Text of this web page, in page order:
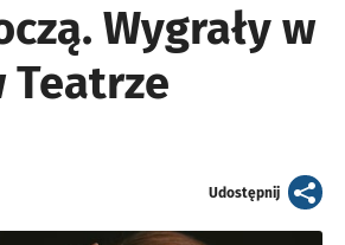
Wygrały w
Teatrze
Udostępnijartykuł